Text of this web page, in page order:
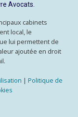
Avocats.
cabinets
local, le
lui permettent de
ajoutée en droit
| Politique de